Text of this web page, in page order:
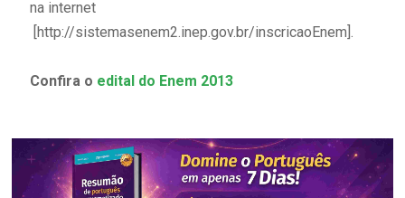
na internet
[http://sistemasenem2.inep.gov.br/inscricaoEnem].
Confira o edital do Enem 2013